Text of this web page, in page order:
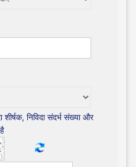
शीर्षक, निविदा संदर्भ संख्या और